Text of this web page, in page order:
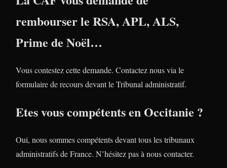
rembourser le RSA, APL, ALS,
Prime de Noël…
Vous contestez cette demande. Contactez nous via le
formulaire de recours devant le Tribunal administratif.
Etes vous compétents en Occitanie ?
Oui, nous sommes compétents devant tous les tribunaux
administratifs de France. N’hésitez pas à nous contacter.